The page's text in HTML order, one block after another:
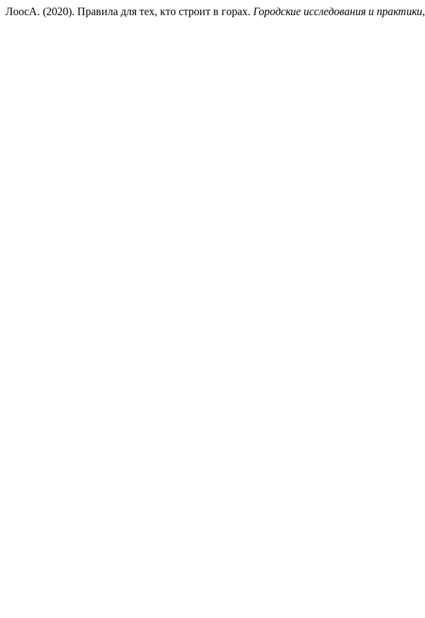
ЛоосА. (2020). Правила для тех, кто строит в горах. Городские исследования и практики,